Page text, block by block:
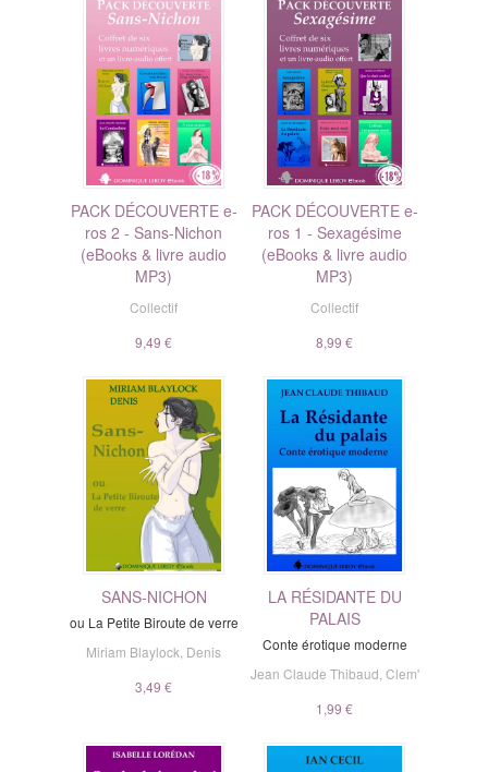
PACK DÉCOUVERTE e-
ros 2 - Sans-Nichon
(eBooks & livre audio
MP3)
Collectif
9,49 €
PACK DÉCOUVERTE e-
ros 1 - Sexagésime
(eBooks & livre audio
MP3)
Collectif
8,99 €
SANS-NICHON
ou La Petite Biroute de verre
Miriam Blaylock Denis
3,49 €
LA RÉSIDANTE DU
PALAIS
Conte érotique moderne
Jean Claude Thibaud Clem'
1,99 €